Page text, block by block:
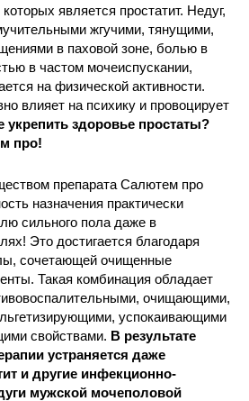
является простатит. Недуг,
жгучими, тянущими,
в паховой зоне, болью в
в частом мочеиспускании,
на физической активности.
влияет на психику и провоцирует
укрепить здоровье простаты?
про!
препарата Салютем про
назначения практически
сильного пола даже в
Это достигается благодаря
сочетающей очищенные
Такая комбинация обладает
очищающими,
успокаивающими
свойствами. В результате
устраняется даже
и другие инфекционно-
мужской мочеполовой